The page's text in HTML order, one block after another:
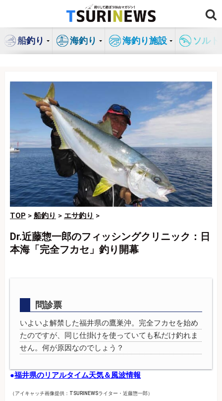
ン
船釣り 海釣り 海釣り施設 ソル
TOP > 船釣り > エサ釣り >
Dr.近藤惣一郎のフィッシングクリニック：日
本海「完全フカセ」釣り開幕
問診票
いよいよ解禁した福井県の鷹巣沖。完全フカセを始め
たのですが、同じ仕掛けを使っていても私だけ釣れま
せん。何が原因なのでしょう？
●福井県のリアルタイム天気＆風波情報
（アイキャッチ画像提供：TSURINEWSライター・近藤惣一郎）